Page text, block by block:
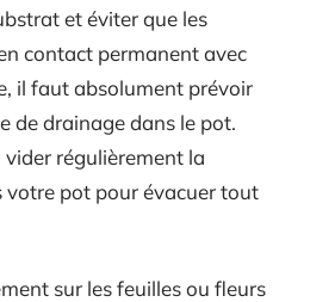
et éviter que les
contact permanent avec
il faut absolument prévoir
de drainage dans le pot.
vider régulièrement la
votre pot pour évacuer tout
sur les feuilles ou fleurs